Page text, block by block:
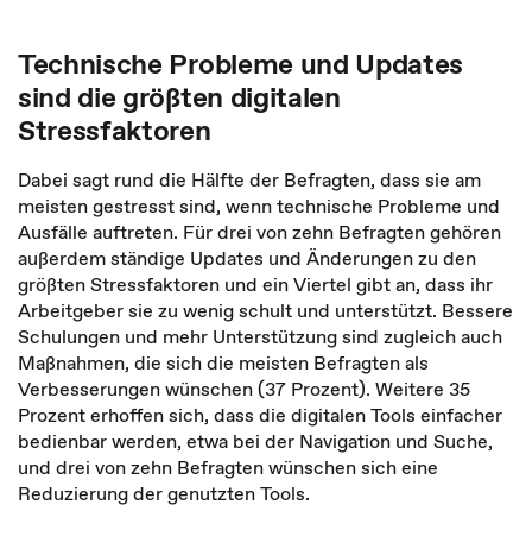
Technische Probleme und Updates
sind die größten digitalen
Stressfaktoren
Dabei sagt rund die Hälfte der Befragten, dass sie am
meisten gestresst sind, wenn technische Probleme und
Ausfälle auftreten. Für drei von zehn Befragten gehören
außerdem ständige Updates und Änderungen zu den
größten Stressfaktoren und ein Viertel gibt an, dass ihr
Arbeitgeber sie zu wenig schult und unterstützt. Bessere
Schulungen und mehr Unterstützung sind zugleich auch
Maßnahmen, die sich die meisten Befragten als
Verbesserungen wünschen (37 Prozent). Weitere 35
Prozent erhoffen sich, dass die digitalen Tools einfacher
bedienbar werden, etwa bei der Navigation und Suche,
und drei von zehn Befragten wünschen sich eine
Reduzierung der genutzten Tools.